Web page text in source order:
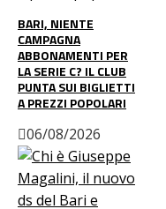
BARI, NIENTE
CAMPAGNA
ABBONAMENTI PER
LA SERIE C? IL CLUB
PUNTA SUI BIGLIETTI
A PREZZI POPOLARI
06/08/2026